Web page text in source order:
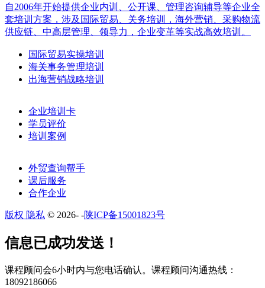
自2006年开始提供企业内训、公开课、管理咨询辅导等企业全
套培训方案，涉及国际贸易、关务培训，海外营销、采购物流
供应链、中高层管理、领导力，企业变革等实战高效培训。
国际贸易实操培训
海关事务管理培训
出海营销战略培训
企业培训卡
学员评价
培训案例
外贸查询帮手
课后服务
合作企业
版权 隐私 © 2026- -陕ICP备15001823号
​​信息已成功发送！
课程顾问会6小时内与您电话确认。​课程顾问沟通热线：
18092186066